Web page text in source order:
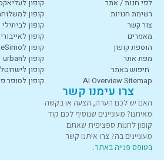
לפי חנות / אתר
רשימת חנויות
צור קשר
מאמרים
הוספת קופון
מפת אתר
חיפוש באתר
AI Overview Sitemap
קופון
קופון
קופון לביתילי
קופון לאייבורי
קופון לeSimo
קופון לurban
קופון לישרוטל
קופון לסופר
צרו עימנו קשר
האם יש לכם הערה, הצעה או בקשה
מאיתנו? מעוניינים שנוסיף לכם קוד
קופון לחנות ספציפית שאתם
מעוניינים בה? צרו איתנו קשר
בטופס פנייה באתר.